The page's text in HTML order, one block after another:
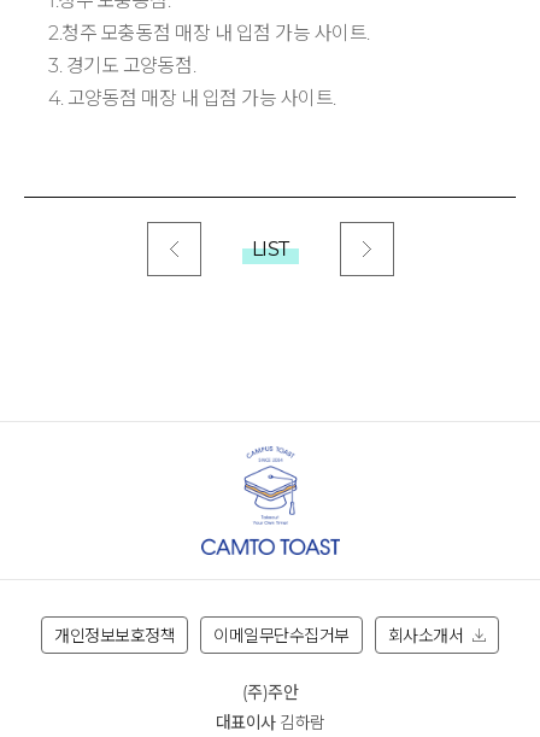
2.청주 모충동점 매장 내 입점 가능 사이트.
3. 경기도 고양동점.
4. 고양동점 매장 내 입점 가능 사이트.
LIST
개인정보보호정책 이메일무단수집거부 회사소개서
(주)주안
대표이사 김하람